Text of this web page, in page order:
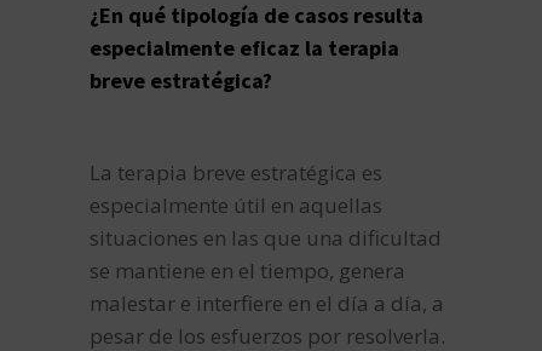
¿En qué tipología de casos resulta
especialmente eficaz la terapia
breve estratégica?
La terapia breve estratégica es
especialmente útil en aquellas
situaciones en las que una dificultad
se mantiene en el tiempo, genera
malestar e interfiere en el día a día, a
pesar de los esfuerzos por resolverla.